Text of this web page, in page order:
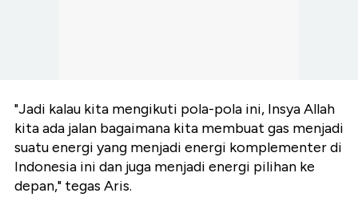
"Jadi kalau kita mengikuti pola-pola ini, Insya Allah
kita ada jalan bagaimana kita membuat gas menjadi
suatu energi yang menjadi energi komplementer di
Indonesia ini dan juga menjadi energi pilihan ke
depan," tegas Aris.